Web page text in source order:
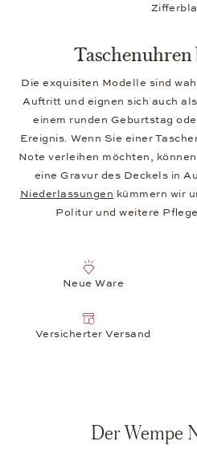
Taschenuhren
Die exquisiten Modelle sind
Auftritt und eignen sich auch als
einem runden Geburtstag
Ereignis. Wenn Sie einer
Note verleihen möchten,
eine Gravur des Deckels in
Niederlassungen kümmern wir
Politur und weitere
Neue Ware
Versicherter Versand
Der Wempe